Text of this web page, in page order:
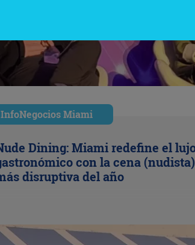
InfoNegocios Miami
Dining: Miami redefine el
con la cena (nudista)
disruptiva del año